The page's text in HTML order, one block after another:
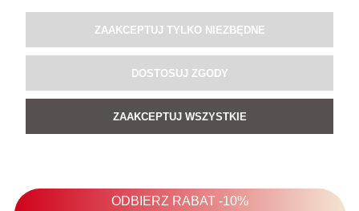
ZAAKCEPTUJ TYLKO NIEZBĘDNE
DOSTOSUJ ZGODY
ZAAKCEPTUJ WSZYSTKIE